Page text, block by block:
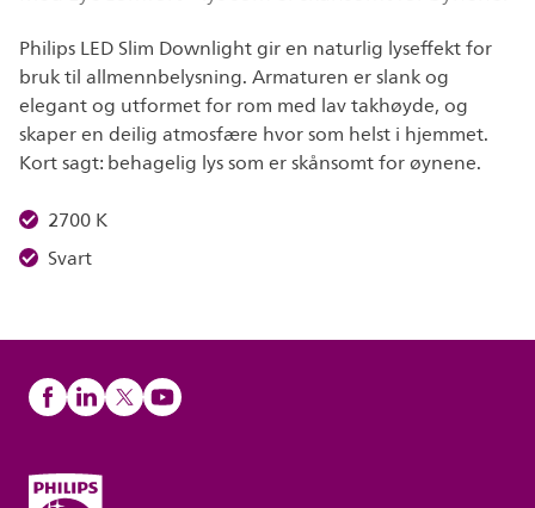
Philips LED Slim Downlight gir en naturlig lyseffekt for
bruk til allmennbelysning. Armaturen er slank og
elegant og utformet for rom med lav takhøyde, og
skaper en deilig atmosfære hvor som helst i hjemmet.
Kort sagt: behagelig lys som er skånsomt for øynene.
2700 K
Svart